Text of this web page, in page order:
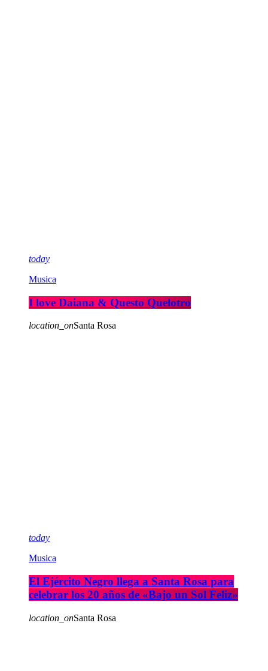
today
Musica
I love Daiana & Questo Quelotro
location_onSanta Rosa
today
Musica
El Ejército Negro llega a Santa Rosa para
celebrar los 20 años de «Bajo un Sol Feliz»
location_onSanta Rosa